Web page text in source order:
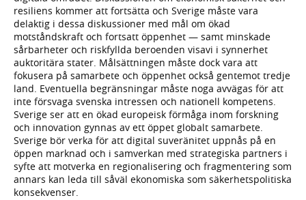
resiliens kommer att fortsätta och Sverige måste vara
delaktig i dessa diskussioner med mål om ökad
motståndskraft och fortsatt öppenhet — samt minskade
sårbarheter och riskfyllda beroenden visavi i synnerhet
auktoritära stater. Målsättningen måste dock vara att
fokusera på samarbete och öppenhet också gentemot tredje
land. Eventuella begränsningar måste noga avvägas för att
inte försvaga svenska intressen och nationell kompetens.
Sverige ser att en ökad europeisk förmåga inom forskning
och innovation gynnas av ett öppet globalt samarbete.
Sverige bör verka för att digital suveränitet uppnås på en
öppen marknad och i samverkan med strategiska partners i
syfte att motverka en regionalisering och fragmentering som
annars kan leda till såväl ekonomiska som säkerhetspolitiska
konsekvenser.